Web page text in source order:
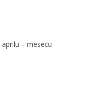
– mesecu